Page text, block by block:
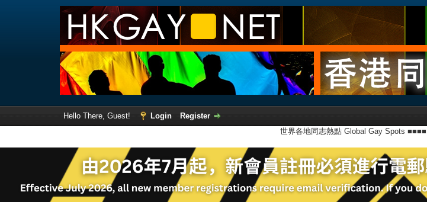
Hello There, Guest! Login
Register
世界各地同志熱點 Global Gay Spots ■■■■